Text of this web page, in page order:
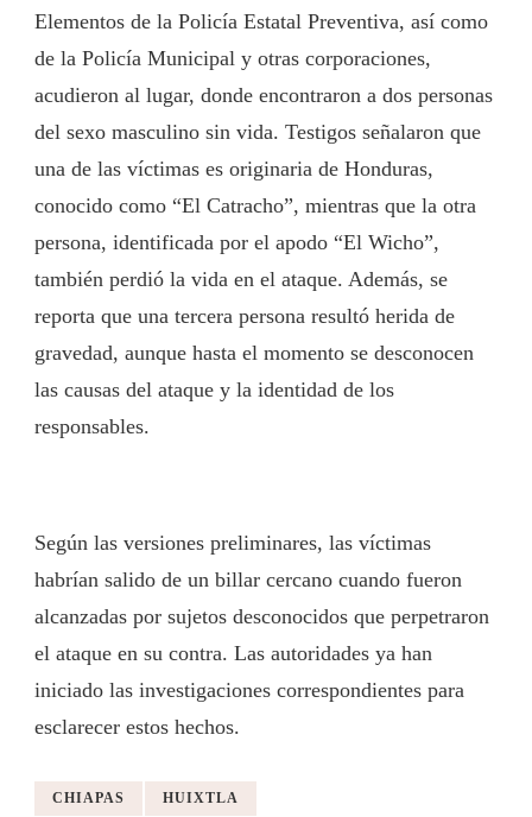
Elementos de la Policía Estatal Preventiva, así como
de la Policía Municipal y otras corporaciones,
acudieron al lugar, donde encontraron a dos personas
del sexo masculino sin vida. Testigos señalaron que
una de las víctimas es originaria de Honduras,
conocido como “El Catracho”, mientras que la otra
persona, identificada por el apodo “El Wicho”,
también perdió la vida en el ataque. Además, se
reporta que una tercera persona resultó herida de
gravedad, aunque hasta el momento se desconocen
las causas del ataque y la identidad de los
responsables.
Según las versiones preliminares, las víctimas
habrían salido de un billar cercano cuando fueron
alcanzadas por sujetos desconocidos que perpetraron
el ataque en su contra. Las autoridades ya han
iniciado las investigaciones correspondientes para
esclarecer estos hechos.
CHIAPAS HUIXTLA